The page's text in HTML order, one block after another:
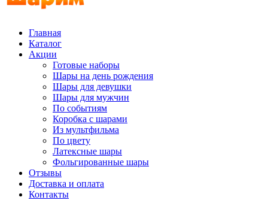
Главная
Каталог
Акции
Готовые наборы
Шары на день рождения
Шары для девушки
Шары для мужчин
По событиям
Коробка с шарами
Из мультфильма
По цвету
Латексные шары
Фольгированные шары
Отзывы
Доставка и оплата
Контакты